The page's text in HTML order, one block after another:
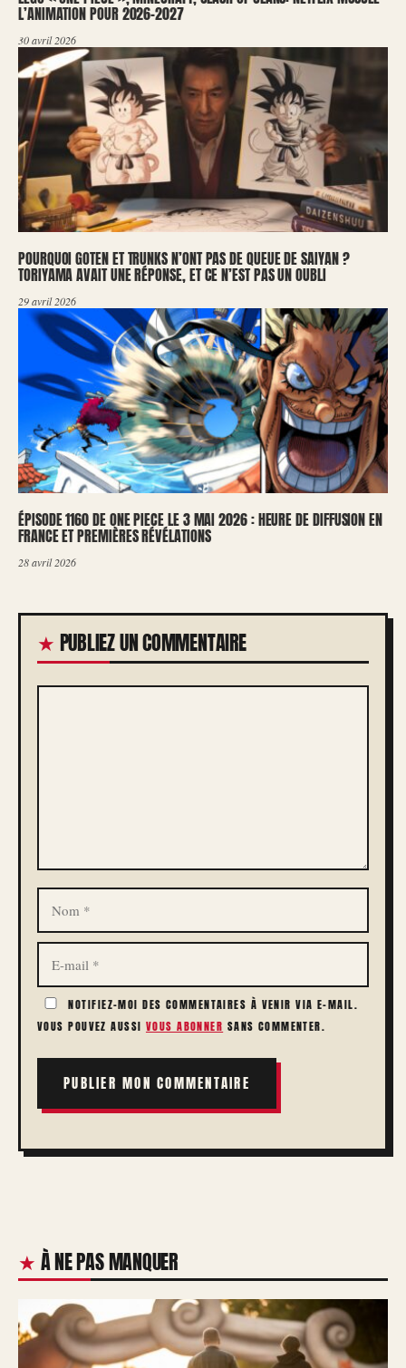
L’ANIMATION POUR 2026-2027
30 avril 2026
POURQUOI GOTEN ET TRUNKS N’ONT PAS DE QUEUE DE SAIYAN ?
TORIYAMA AVAIT UNE RÉPONSE, ET CE N’EST PAS UN OUBLI
29 avril 2026
ÉPISODE 1160 DE ONE PIECE LE 3 MAI 2026 : HEURE DE DIFFUSION EN
FRANCE ET PREMIÈRES RÉVÉLATIONS
28 avril 2026
PUBLIEZ UN COMMENTAIRE
COMMENTAIRE
NOM
E-
MAIL
NOTIFIEZ-MOI DES COMMENTAIRES À VENIR VIA E-MAIL.
VOUS POUVEZ AUSSI VOUS ABONNER SANS COMMENTER.
À NE PAS MANQUER